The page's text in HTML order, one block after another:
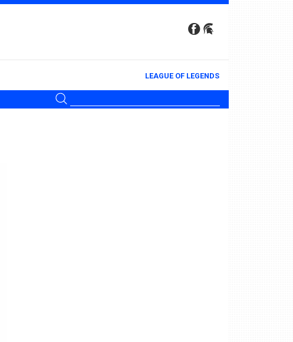
LEAGUE OF LEGENDS